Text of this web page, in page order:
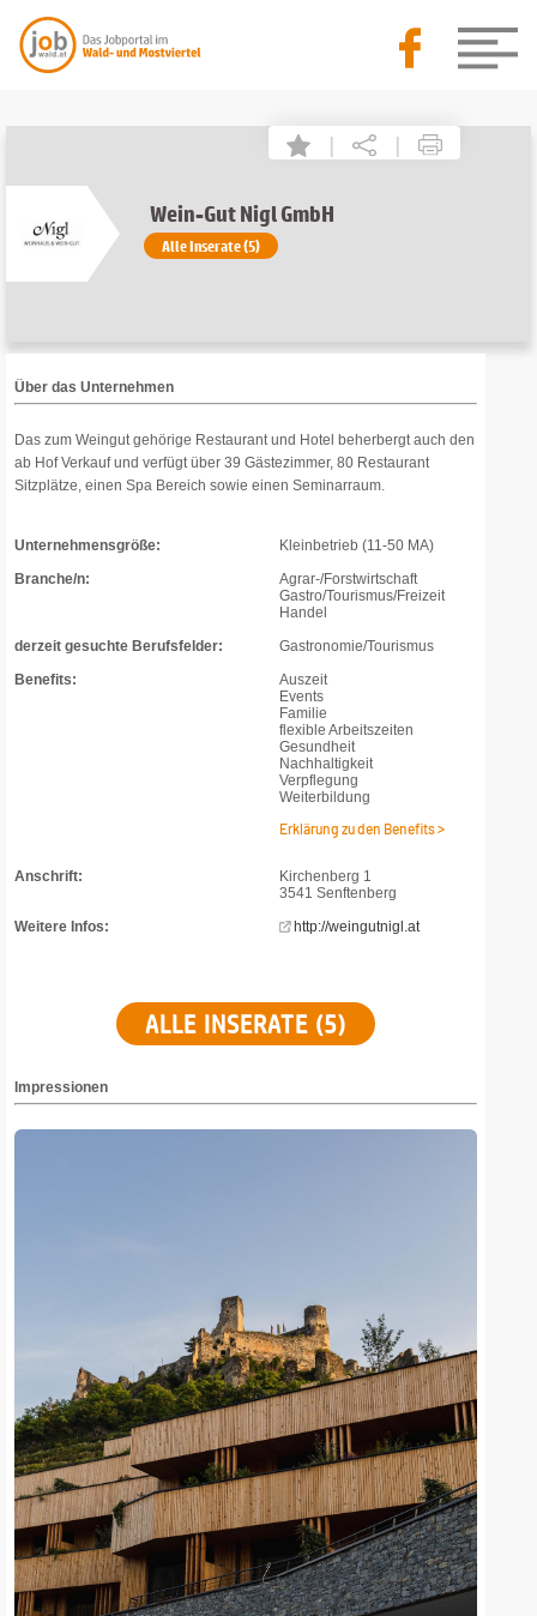
| |
Wein-Gut Nigl GmbH
Alle Inserate (5)
Über das Unternehmen
Das zum Weingut gehörige Restaurant und Hotel beherbergt auch den
ab Hof Verkauf und verfügt über 39 Gästezimmer, 80 Restaurant
Sitzplätze, einen Spa Bereich sowie einen Seminarraum.
Unternehmensgröße:
Kleinbetrieb (11-50 MA)
Branche/n:
Agrar-/Forstwirtschaft
Gastro/Tourismus/Freizeit
Handel
derzeit gesuchte Berufsfelder:
Gastronomie/Tourismus
Benefits:
Auszeit
Events
Familie
flexible Arbeitszeiten
Gesundheit
Nachhaltigkeit
Verpflegung
Weiterbildung
Erklärung zu den Benefits >
Anschrift:
Kirchenberg 1
3541 Senftenberg
Weitere Infos:
http://weingutnigl.at
ALLE INSERATE (5)
Impressionen